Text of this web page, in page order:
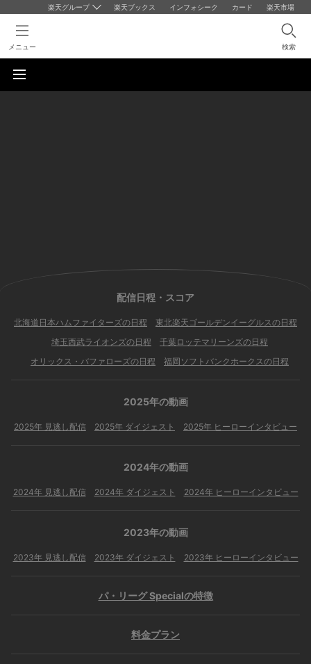
楽天グループ 楽天ブックス インフォシーク カード 楽天市場
メニュー 検索
配信日程・スコア
北海道日本ハムファイターズの日程
東北楽天ゴールデンイーグルスの日程
埼玉西武ライオンズの日程
千葉ロッテマリーンズの日程
オリックス・バファローズの日程
福岡ソフトバンクホークスの日程
2025年の動画
2025年 見逃し配信 2025年 ダイジェスト 2025年 ヒーローインタビュー
2024年の動画
2024年 見逃し配信 2024年 ダイジェスト 2024年 ヒーローインタビュー
2023年の動画
2023年 見逃し配信 2023年 ダイジェスト 2023年 ヒーローインタビュー
パ・リーグ Specialの特徴
料金プラン